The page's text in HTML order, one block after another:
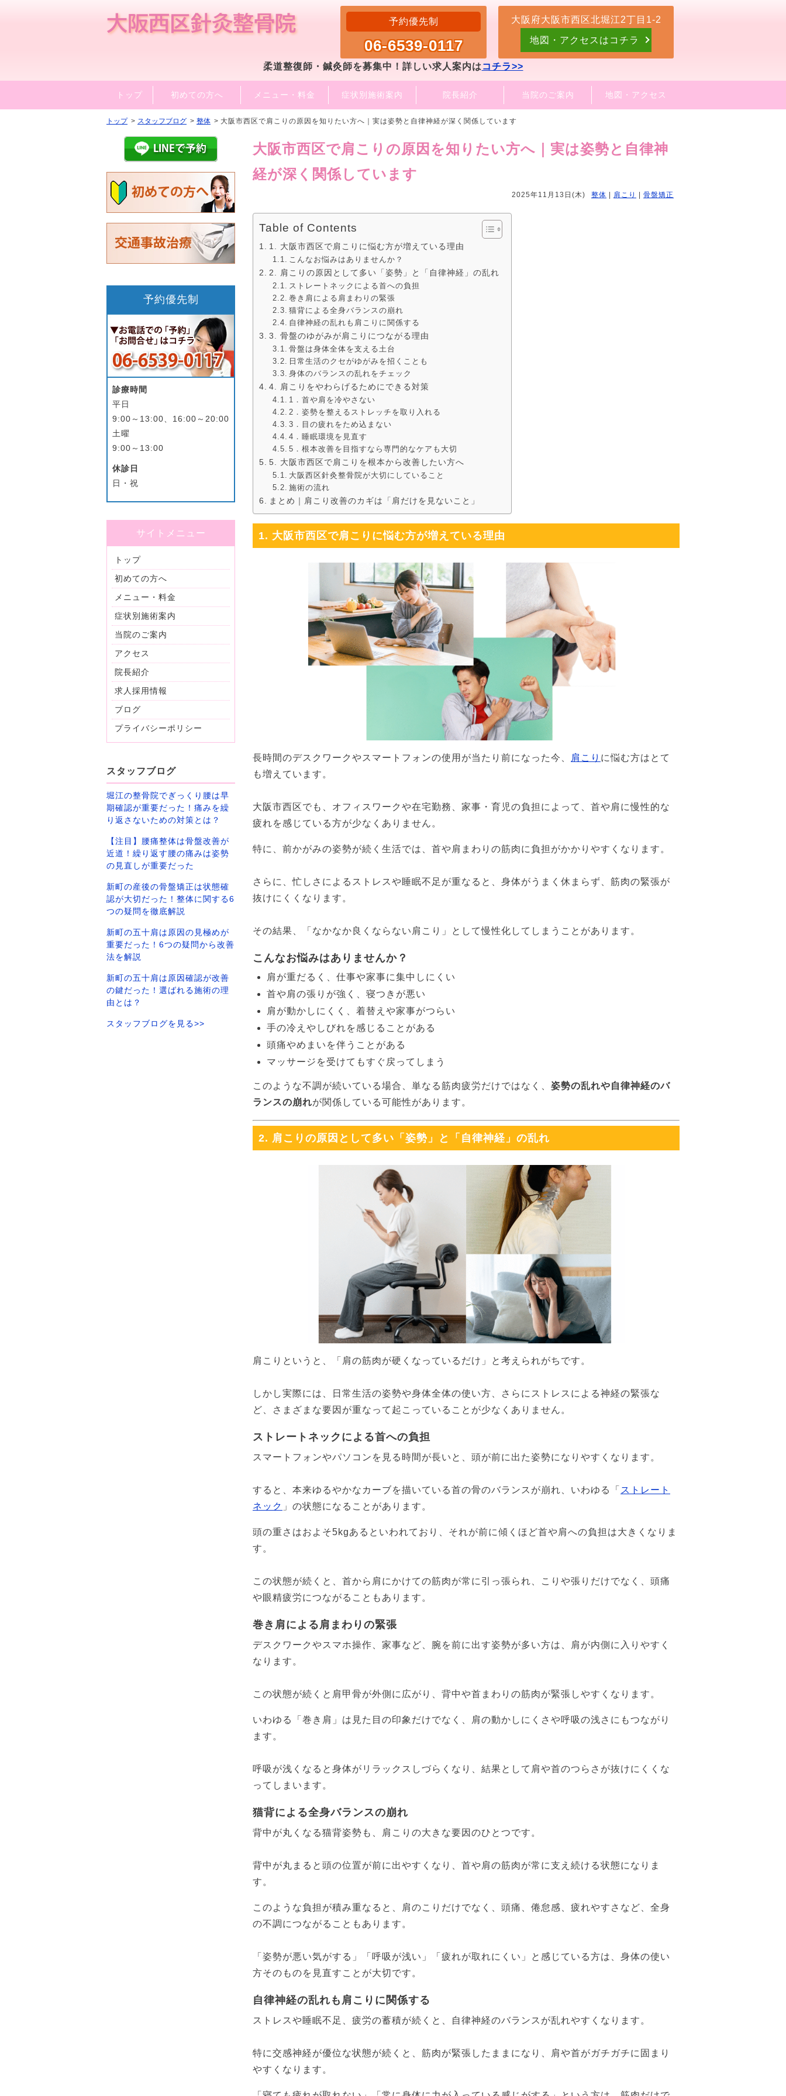
予約優先制
06-6539-0117
大阪府大阪市西区北堀江2丁目1-2
地図・アクセスはコチラ
柔道整復師・鍼灸師を募集中！詳しい求人案内は コチラ>>
トップ 初めての方へ メニュー・料金 症状別施術案内 院長紹介 当院のご案内 地図・アクセス
トップ スタッフブログ 整体 大阪市西区で肩こりの原因を知りたい方へ｜実は姿勢と自律神経が深く関係しています
大阪市西区で肩こりの原因を知りたい方へ｜実は姿勢と自律神
経が深く関係しています
2025年11月13日(木) 整体 肩こり 骨盤矯正
Table of Contents
1. 大阪市西区で肩こりに悩む方が増えている理由
こんなお悩みはありませんか？
2. 肩こりの原因として多い「姿勢」と「自律神経」の乱れ
ストレートネックによる首への負担
巻き肩による肩まわりの緊張
猫背による全身バランスの崩れ
自律神経の乱れも肩こりに関係する
3. 骨盤のゆがみが肩こりにつながる理由
骨盤は身体全体を支える土台
日常生活のクセがゆがみを招くことも
身体のバランスの乱れをチェック
4. 肩こりをやわらげるためにできる対策
1．首や肩を冷やさない
2．姿勢を整えるストレッチを取り入れる
3．目の疲れをため込まない
4．睡眠環境を見直す
5．根本改善を目指すなら専門的なケアも大切
5. 大阪市西区で肩こりを根本から改善したい方へ
大阪西区針灸整骨院が大切にしていること
施術の流れ
まとめ｜肩こり改善のカギは「肩だけを見ないこと」
1. 大阪市西区で肩こりに悩む方が増えている理由
長時間のデスクワークやスマートフォンの使用が当たり前になった今、 肩こり に悩む方はとて
も増えています。
大阪市西区でも、オフィスワークや在宅勤務、家事・育児の負担によって、首や肩に慢性的な
疲れを感じている方が少なくありません。
特に、前かがみの姿勢が続く生活では、首や肩まわりの筋肉に負担がかかりやすくなります。
さらに、忙しさによるストレスや睡眠不足が重なると、身体がうまく休まらず、筋肉の緊張が
抜けにくくなります。
その結果、「なかなか良くならない肩こり」として慢性化してしまうことがあります。
こんなお悩みはありませんか？
肩が重だるく、仕事や家事に集中しにくい
首や肩の張りが強く、寝つきが悪い
肩が動かしにくく、着替えや家事がつらい
手の冷えやしびれを感じることがある
頭痛やめまいを伴うことがある
マッサージを受けてもすぐ戻ってしまう
このような不調が続いている場合、単なる筋肉疲労だけではなく、 姿勢の乱れや自律神経のバ
ランスの崩れが関係している可能性があります。
2. 肩こりの原因として多い「姿勢」と「自律神経」の乱れ
肩こりというと、「肩の筋肉が硬くなっているだけ」と考えられがちです。
しかし実際には、日常生活の姿勢や身体全体の使い方、さらにストレスによる神経の緊張な
ど、さまざまな要因が重なって起こっていることが少なくありません。
ストレートネックによる首への負担
スマートフォンやパソコンを見る時間が長いと、頭が前に出た姿勢になりやすくなります。
すると、本来ゆるやかなカーブを描いている首の骨のバランスが崩れ、いわゆる「 ストレート
ネック 」の状態になることがあります。
頭の重さはおよそ5kgあるといわれており、それが前に傾くほど首や肩への負担は大きくなりま
す。
この状態が続くと、首から肩にかけての筋肉が常に引っ張られ、こりや張りだけでなく、頭痛
や眼精疲労につながることもあります。
巻き肩による肩まわりの緊張
デスクワークやスマホ操作、家事など、腕を前に出す姿勢が多い方は、肩が内側に入りやすく
なります。
この状態が続くと肩甲骨が外側に広がり、背中や首まわりの筋肉が緊張しやすくなります。
いわゆる「巻き肩」は見た目の印象だけでなく、肩の動かしにくさや呼吸の浅さにもつながり
ます。
呼吸が浅くなると身体がリラックスしづらくなり、結果として肩や首のつらさが抜けにくくな
ってしまいます。
猫背による全身バランスの崩れ
背中が丸くなる猫背姿勢も、肩こりの大きな要因のひとつです。
背中が丸まると頭の位置が前に出やすくなり、首や肩の筋肉が常に支え続ける状態になりま
す。
このような負担が積み重なると、肩のこりだけでなく、頭痛、倦怠感、疲れやすさなど、全身
の不調につながることもあります。
「姿勢が悪い気がする」「呼吸が浅い」「疲れが取れにくい」と感じている方は、身体の使い
方そのものを見直すことが大切です。
自律神経の乱れも肩こりに関係する
ストレスや睡眠不足、疲労の蓄積が続くと、自律神経のバランスが乱れやすくなります。
特に交感神経が優位な状態が続くと、筋肉が緊張したままになり、肩や首がガチガチに固まり
やすくなります。
予約優先制
診療時間
平日
9:00～13:00、16:00～20:00
土曜
9:00～13:00
休診日
日・祝
サイトメニュー
トップ
初めての方へ
メニュー・料金
症状別施術案内
当院のご案内
アクセス
院長紹介
求人採用情報
ブログ
プライバシーポリシー
スタッフブログ
堀江の整骨院でぎっくり腰は早
期確認が重要だった！痛みを繰
り返さないための対策とは？
【注目】腰痛整体は骨盤改善が
近道！繰り返す腰の痛みは姿勢
の見直しが重要だった
新町の産後の骨盤矯正は状態確
認が大切だった！整体に関する6
つの疑問を徹底解説
新町の五十肩は原因の見極めが
重要だった！6つの疑問から改善
法を解説
新町の五十肩は原因確認が改善
の鍵だった！選ばれる施術の理
由とは？
スタッフブログを見る>>